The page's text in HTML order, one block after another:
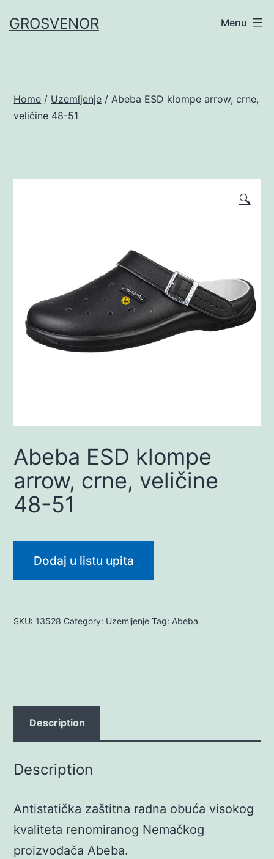
toGROSVENOR Menu
Home / Uzemljenje / Abeba ESD klompe arrow, crne,
veličine 48-51
🔍
Abeba ESD klompe
arrow, crne, veličine
48-51
Dodaj u listu upita
SKU: 13528 Category: Uzemljenje Tag: Abeba
Description
Description
Antistatička zaštitna radna obuća visokog
kvaliteta renomiranog Nemačkog
proizvođača Abeba.